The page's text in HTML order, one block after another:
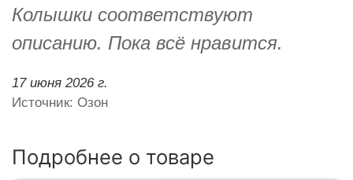
Колышки соответствуют
описанию. Пока всё нравится.
17 июня 2026 г.
Источник: Озон
Подробнее о товаре